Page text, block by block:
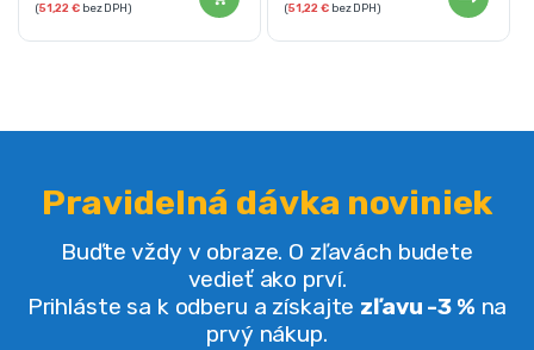
(51,22€bez DPH) (51,22€bez DPH)
Pravidelná dávka noviniek
Buďte vždy v obraze. O zľavách budete
vedieť ako prví.
Prihláste sa k odberu a získajte zľavu -3 % na
prvý nákup.